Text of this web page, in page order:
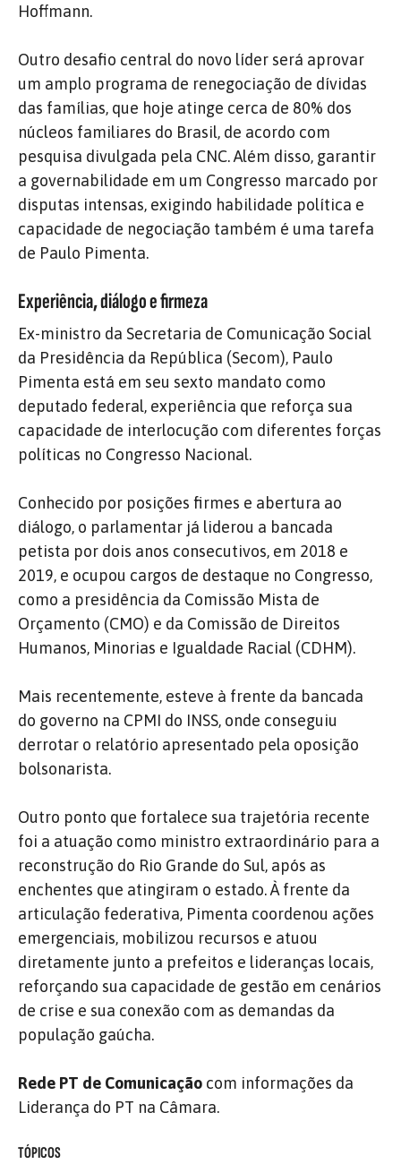
Hoffmann.
Outro desafio central do novo líder será aprovar
um amplo programa de renegociação de dívidas
das famílias, que hoje atinge cerca de 80% dos
núcleos familiares do Brasil, de acordo com
pesquisa divulgada pela CNC. Além disso, garantir
a governabilidade em um Congresso marcado por
disputas intensas, exigindo habilidade política e
capacidade de negociação também é uma tarefa
de Paulo Pimenta.
Experiência, diálogo e firmeza
Ex-ministro da Secretaria de Comunicação Social
da Presidência da República (Secom), Paulo
Pimenta está em seu sexto mandato como
deputado federal, experiência que reforça sua
capacidade de interlocução com diferentes forças
políticas no Congresso Nacional.
Conhecido por posições firmes e abertura ao
diálogo, o parlamentar já liderou a bancada
petista por dois anos consecutivos, em 2018 e
2019, e ocupou cargos de destaque no Congresso,
como a presidência da Comissão Mista de
Orçamento (CMO) e da Comissão de Direitos
Humanos, Minorias e Igualdade Racial (CDHM).
Mais recentemente, esteve à frente da bancada
do governo na CPMI do INSS, onde conseguiu
derrotar o relatório apresentado pela oposição
bolsonarista.
Outro ponto que fortalece sua trajetória recente
foi a atuação como ministro extraordinário para a
reconstrução do Rio Grande do Sul, após as
enchentes que atingiram o estado. À frente da
articulação federativa, Pimenta coordenou ações
emergenciais, mobilizou recursos e atuou
diretamente junto a prefeitos e lideranças locais,
reforçando sua capacidade de gestão em cenários
de crise e sua conexão com as demandas da
população gaúcha.
Rede PT de Comunicação com informações da
Liderança do PT na Câmara.
TÓPICOS